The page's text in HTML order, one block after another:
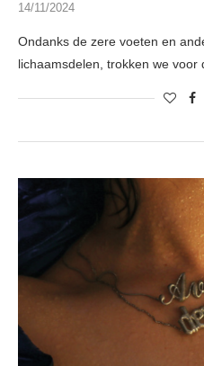
14/11/2024
Ondanks de zere voeten en
lichaamsdelen, trokken we